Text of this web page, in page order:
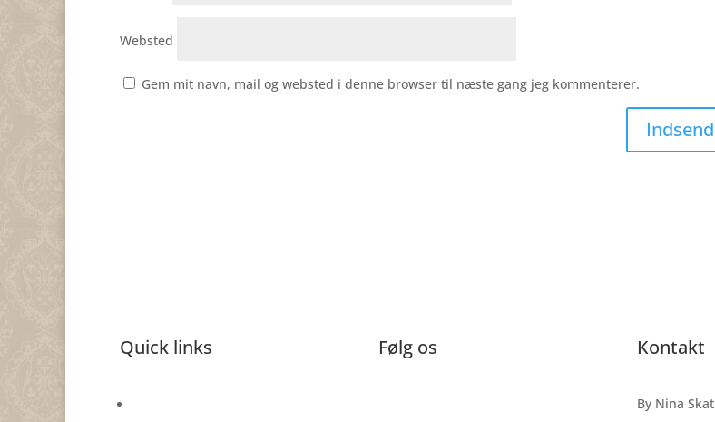
Websted
Gem mit navn, mail og websted i denne browser til næste gang jeg kommenterer.
Quick links Følg os Kontakt
By Nina Skat